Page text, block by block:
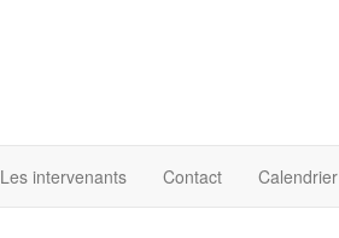
Les intervenants Contact Calendrier